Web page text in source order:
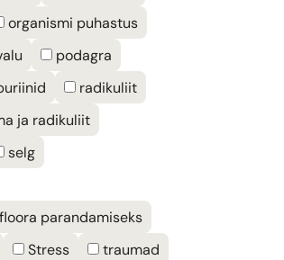
organismi puhastus
podagra
radikuliit
ja radikuliit
selg
parandamiseks
Stress
traumad